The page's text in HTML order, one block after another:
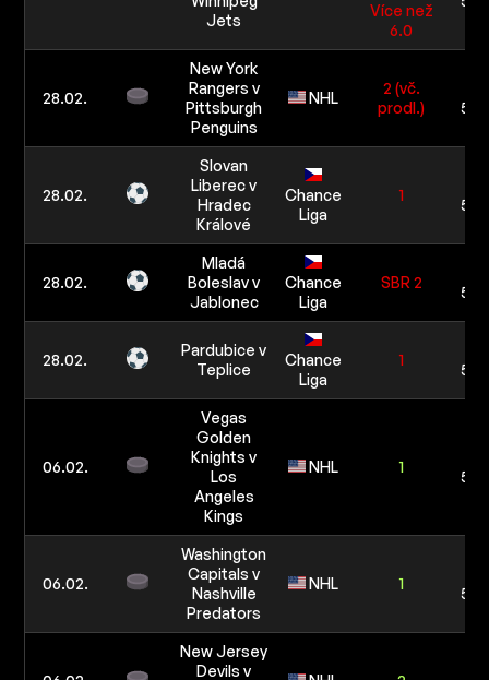
Jets
Více než
6.0
28.02.
New York
Rangers v
Pittsburgh
Penguins
NHL
2 (vč.
prodl.)
5
28.02.
Slovan
Liberec v
Hradec
Králové
Chance
Liga
1
5
28.02.
Mladá
Boleslav v
Jablonec
Chance
Liga
SBR 2
5
28.02.
Pardubice v
Teplice
Chance
Liga
1
5
06.02.
Vegas
Golden
Knights v
Los
Angeles
Kings
NHL 1
5
06.02.
Washington
Capitals v
Nashville
Predators
NHL 1
5
New Jersey
Devils v